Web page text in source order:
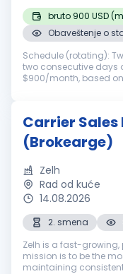
bruto 900 USD
Obaveštenje o
Schedule (rotating):
two consecutive days
$900/month, based
Carrier
(Brokearge)
Zelh
Rad od kuće
14.08.2026
2. smena
Zelh is a fast-
mission is to be the
maintaining